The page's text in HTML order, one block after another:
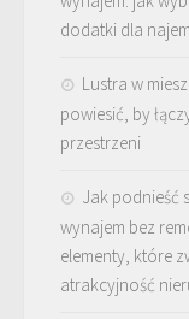
dodatki dla
Lustra w
powiesić, by
przestrzeni
Jak podnieść
wynajem bez
elementy, które
atrakcyjność